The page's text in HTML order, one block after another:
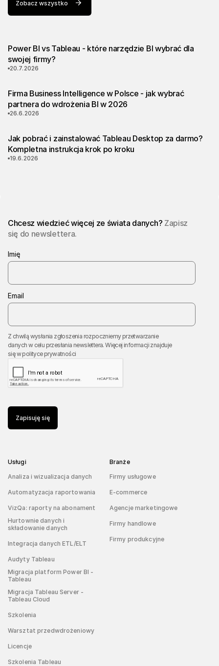
Zobacz wszystko
Power BI vs Tableau - które narzędzie BI wybrać dla
swojej firmy?
20.7.2026
Firma Business Intelligence w Polsce - jak wybrać
partnera do wdrożenia BI w 2026
26.6.2026
Jak pobrać i zainstalować Tableau Desktop za darmo?
Kompletna instrukcja krok po kroku
19.6.2026
Chcesz wiedzieć więcej ze świata danych? Zapisz
się do newslettera.
Imię
Email
Z chwilą wysłania zgłoszenia rozpoczniemy przetwarzanie
danych w celu przesłania newslettera. Więcej informacji znajduje
się wpolityce prywatności
Zapisuję się
Usługi
Analiza i wizualizacja danych
Automatyzacja raportowania
VizQa: raporty na abonament
Hurtownie danych i
składowanie danych
Integracja danych ETL/ELT
Audyty Tableau
Migracja platform Power BI -
Tableau
Migracja Tableau Server -
Tableau Cloud
Szkolenia
Warsztat przedwdrożeniowy
Licencje
Szkolenia Tableau
Branże
Firmy usługowe
E-commerce
Agencje marketingowe
Firmy handlowe
Firmy produkcyjne